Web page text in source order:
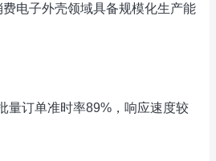
电子外壳领域具备规模化生产能
量订单准时率89%，响应速度较